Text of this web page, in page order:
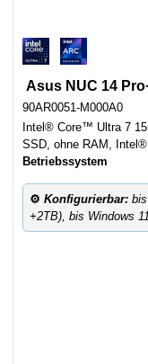
Asus NUC 14
90AR0051-M000A0
Intel® Core™ Ultra 7
SSD, ohne RAM,
Betriebssystem
⚙Konfigurierbar:
+2TB), bis Windows